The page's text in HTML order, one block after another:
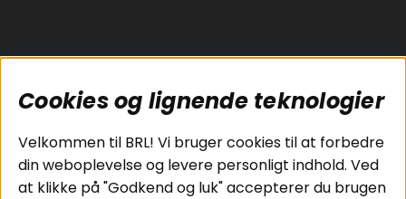
Populære sider
Pakkeløsninger
Bilstereo
Kundeservice
Cookies
Handelsbetingelser
Cookies og lignende teknologier
Velkommen til BRL! Vi bruger cookies til at forbedre
din weboplevelse og levere personligt indhold. Ved
at klikke på "Godkend og luk" accepterer du brugen